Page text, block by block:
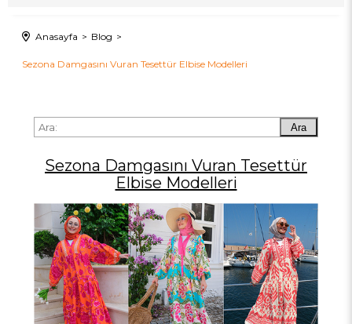
Anasayfa Blog
Sezona Damgasını Vuran Tesettür Elbise Modelleri
Ara
Sezona Damgasını Vuran Tesettür
Elbise Modelleri